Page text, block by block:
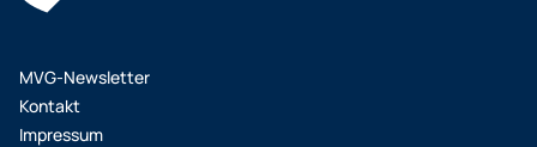
MVG-Newsletter
Kontakt
Impressum